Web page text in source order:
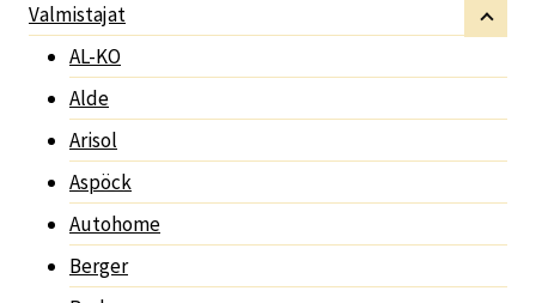
Valmistajat
AL-KO
Alde
Arisol
Aspöck
Autohome
Berger